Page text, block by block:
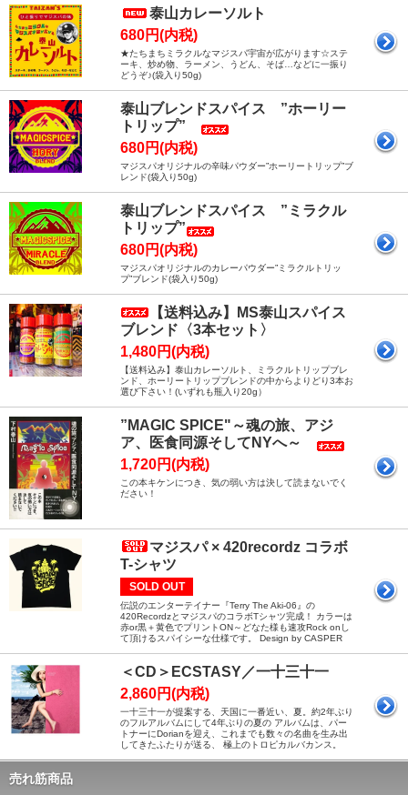
泰山カレーソルト
680円(内税)
★たちまちミラクルなマジスパ宇宙が広がります☆ステ
ーキ、炒め物、ラーメン、うどん、そば…などに一振り
どうぞ♪(袋入り50g)
泰山ブレンドスパイス ”ホーリー
トリップ”
680円(内税)
マジスパオリジナルの辛味パウダー”ホーリートリップ”ブ
レンド(袋入り50g)
泰山ブレンドスパイス ”ミラクル
トリップ”
680円(内税)
マジスパオリジナルのカレーパウダー”ミラクルトリッ
プ”ブレンド(袋入り50g)
【送料込み】MS泰山スパイス
ブレンド〈3本セット〉
1,480円(内税)
【送料込み】泰山カレーソルト、ミラクルトリップブレ
ンド、ホーリートリップブレンドの中からよりどり3本お
選び下さい！(いずれも瓶入り20g）
”MAGIC SPICE"～魂の旅、アジ
ア、医食同源そしてNYへ～
1,720円(内税)
この本キケンにつき、気の弱い方は決して読まないでく
ださい！
マジスパ × 420recordz コラボ
T-シャツ
SOLD OUT
伝説のエンターテイナー『Terry The Aki-06』の
420RecordzとマジスパのコラボTシャツ完成！ カラーは
赤or黒＋黄色でプリントON～どなた様も速攻Rock onし
て頂けるスパイシーな仕様です。 Design by CASPER
＜CD＞ECSTASY／一十三十一
2,860円(内税)
一十三十一が提案する、天国に一番近い、夏。約2年ぶり
のフルアルバムにして4年ぶりの夏の アルバムは、パー
トナーにDorianを迎え、これまでも数々の名曲を生み出
してきたふたりが送る、 極上のトロピカルバカンス。
売れ筋商品